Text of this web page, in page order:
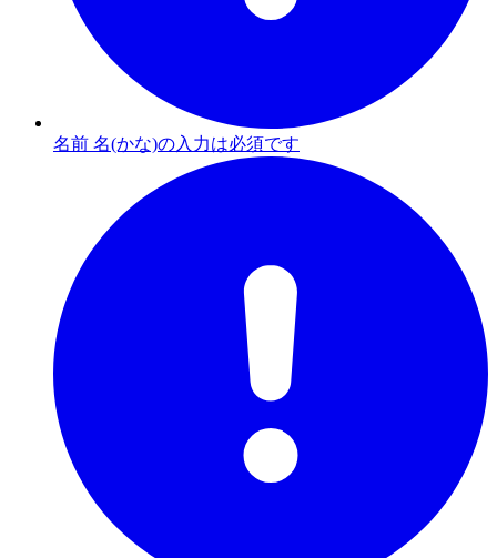
名前 名(かな)の入力は必須です